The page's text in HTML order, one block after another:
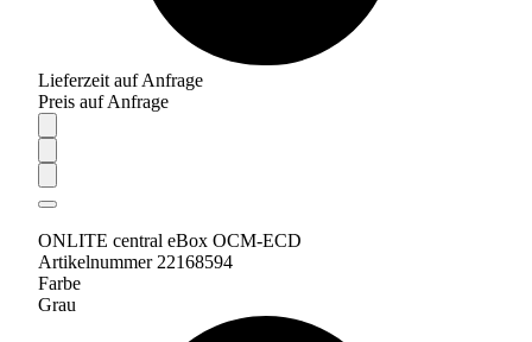
Lieferzeit auf Anfrage
Preis auf Anfrage
ONLITE central eBox OCM-ECD
Artikelnummer 22168594
Farbe
Grau